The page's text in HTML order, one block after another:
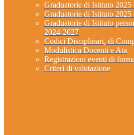
Graduatorie di Istituto
Graduatorie di Istituto 2025
Graduatorie di Istituto
2024-2027
Codici Disciplinari, di
Modulistica Docenti e Ata
Registrazioni eventi di
Criteri di valutazione